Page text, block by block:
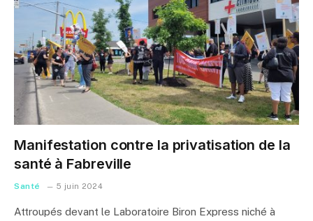
Manifestation contre la privatisation de la
santé à Fabreville
Santé 5 juin 2024
Attroupés devant le Laboratoire Biron Express niché à